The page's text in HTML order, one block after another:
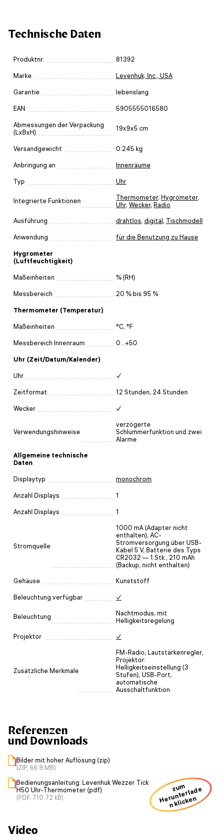
Technische Daten
Produktnr. 81392
Marke Levenhuk, Inc., USA
Garantie lebenslang
EAN 5905555016580
Abmessungen der Verpackung
(LxBxH)
19x9x5 cm
Versandgewicht 0.245 kg
Anbringung an Innenräume
Typ Uhr
Integrierte Funktionen Thermometer, Hygrometer,
Uhr, Wecker, Radio
Ausführung drahtlos, digital, Tischmodell
Anwendung für die Benutzung zu Hause
Hygrometer
(Luftfeuchtigkeit)
Maßeinheiten % (RH)
Messbereich 20 % bis 95 %
Thermometer (Temperatur)
Maßeinheiten °C, °F
Messbereich Innenraum 0...+50
Uhr (Zeit/Datum/Kalender)
Uhr ✓
Zeitformat 12 Stunden, 24 Stunden
Wecker ✓
Verwendungshinweise
verzögerte
Schlummerfunktion und zwei
Alarme
Allgemeine technische
Daten
Displaytyp monochrom
Anzahl Displays 1
Anzahl Displays 1
Stromquelle
1000 mA (Adapter nicht
enthalten), AC-
Stromversorgung über USB-
Kabel 5 V, Batterie des Typs
CR2032 — 1 Stk., 210 mAh
(Backup, nicht enthalten)
Gehäuse Kunststoff
Beleuchtung verfügbar ✓
Beleuchtung
Nachtmodus, mit
Helligkeitsregelung
Projektor ✓
Zusätzliche Merkmale
FM-Radio, Lautstärkenregler,
Projektor:
Helligkeitseinstellung (3
Stufen), USB-Port,
automatische
Ausschaltfunktion
Referenzen
und Downloads
Bilder mit hoher Auflösung (zip)
(ZIP, 66.9 MB)
Bedienungsanleitung: Levenhuk Wezzer Tick
H50 Uhr-Thermometer (pdf)
(PDF, 710.72 kB)
zum
H
er
u
nt
erl
a
d
e
n kli
ck
e
n
Video